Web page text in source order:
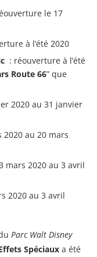
le 17
à l’été 2020
: réouverture à l’été
Route 66” que
2020 au 31 janvier
2020 au 20 mars
mars 2020 au 3 avril
2020 au 3 avril
Parc Walt Disney
Spéciaux a été